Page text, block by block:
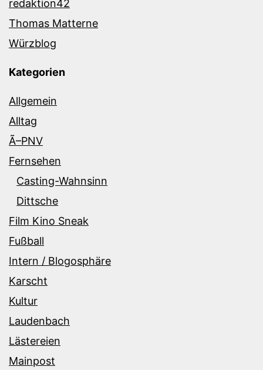
redaktion42
Thomas Matterne
Würzblog
Kategorien
Allgemein
Alltag
Ã–PNV
Fernsehen
Casting-Wahnsinn
Dittsche
Film Kino Sneak
Fußball
Intern / Blogosphäre
Karscht
Kultur
Laudenbach
Lästereien
Mainpost